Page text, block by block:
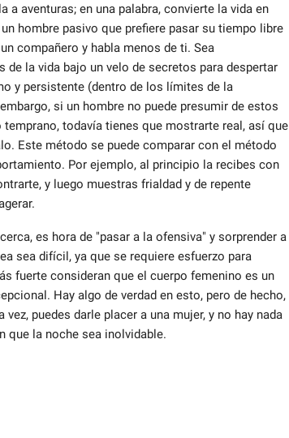
a aventuras; en una palabra, convierte la vida en
hombre pasivo que prefiere pasar su tiempo libre
compañero y habla menos de ti. Sea
la vida bajo un velo de secretos para despertar
y persistente (dentro de los límites de la
si un hombre no puede presumir de estos
todavía tienes que mostrarte real, así que
Este método se puede comparar con el método
Por ejemplo, al principio la recibes con
y luego muestras frialdad y de repente
es hora de "pasar a la ofensiva" y sorprender a
sea difícil, ya que se requiere esfuerzo para
fuerte consideran que el cuerpo femenino es un
Hay algo de verdad en esto, pero de hecho,
puedes darle placer a una mujer, y no hay nada
que la noche sea inolvidable.